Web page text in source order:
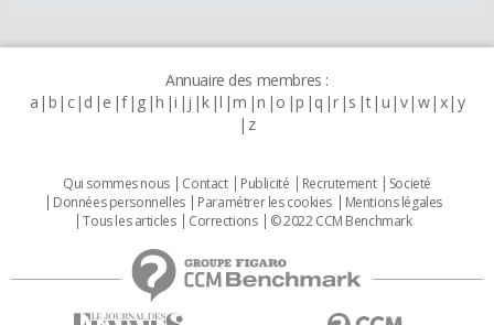
Annuaire des membres :
a b c d e f g h i j k l m n o p q r s t u v w x y
z
Qui sommes nous Contact Publicité Recrutement
Societé
Données personnelles
Paramétrer les cookies
Mentions légales
Tous les articles
Corrections © 2022 CCM Benchmark